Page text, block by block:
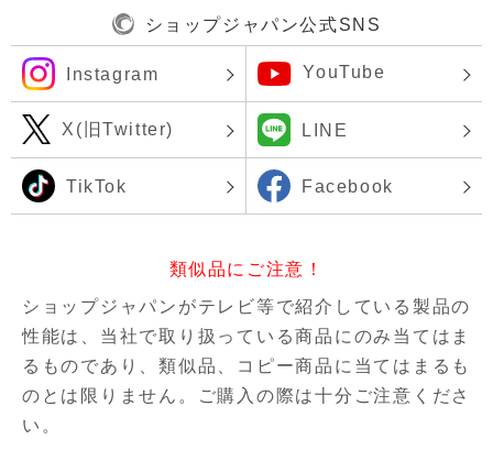
ショップジャパン公式SNS
Instagram YouTube
X(旧Twitter) LINE
TikTok Facebook
類似品にご注意！
ショップジャパンがテレビ等で紹介している製品の
性能は、当社で取り扱っている商品にのみ当てはま
るものであり、類似品、コピー商品に当てはまるも
のとは限りません。ご購入の際は十分ご注意くださ
い。